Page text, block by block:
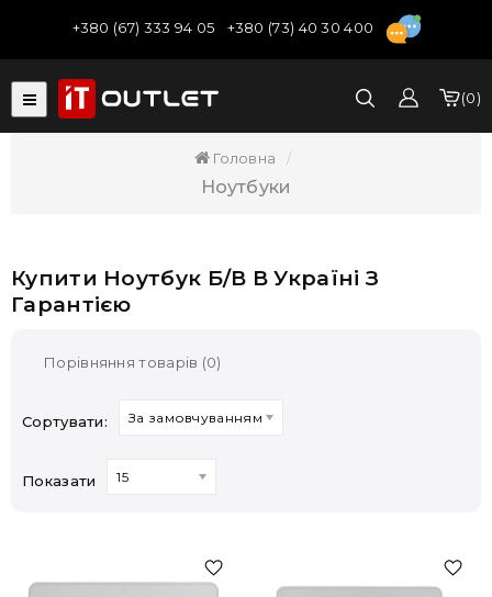
+380 (67) 333 94 05 +380 (73) 40 30 400
0
Головна
Ноутбуки
Купити Ноутбук Б/В В Україні З
Гарантією
Порівняння товарів (0)
Сортувати: За замовчуванням
Показати 15